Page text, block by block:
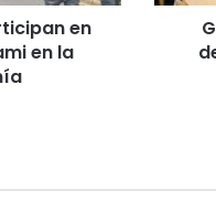
en
en la
a